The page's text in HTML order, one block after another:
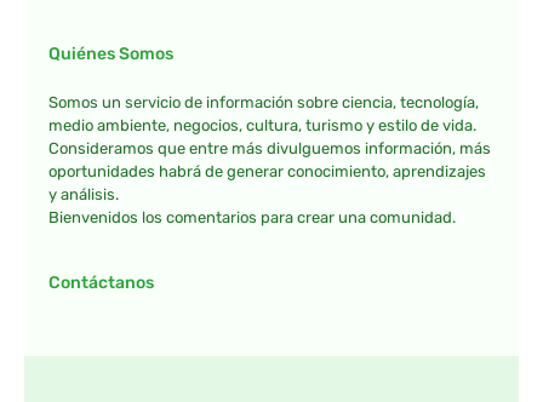
Quiénes Somos
Somos un servicio de información sobre ciencia, tecnología,
medio ambiente, negocios, cultura, turismo y estilo de vida.
Consideramos que entre más divulguemos información, más
oportunidades habrá de generar conocimiento, aprendizajes
y análisis.
Bienvenidos los comentarios para crear una comunidad.
Contáctanos